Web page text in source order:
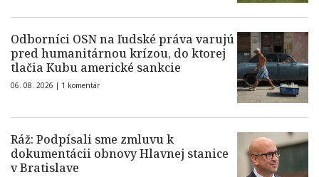
Odborníci OSN na ľudské práva varujú
pred humanitárnou krízou, do ktorej
tlačia Kubu americké sankcie
06. 08. 2026 | 1 komentár
Ráž: Podpísali sme zmluvu k
dokumentácii obnovy Hlavnej stanice
v Bratislave